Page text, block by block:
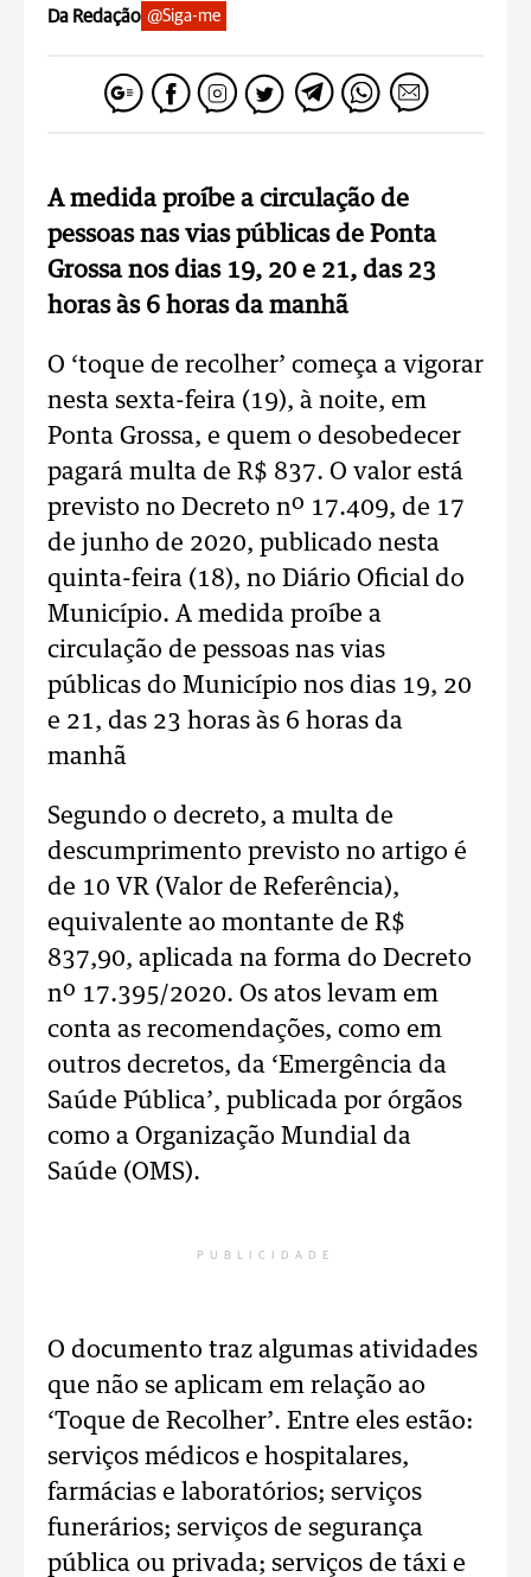
Da Redação @Siga-me
A medida proíbe a circulação de
pessoas nas vias públicas de Ponta
Grossa nos dias 19, 20 e 21, das 23
horas às 6 horas da manhã
O ‘toque de recolher’ começa a vigorar
nesta sexta-feira (19), à noite, em
Ponta Grossa, e quem o desobedecer
pagará multa de R$ 837. O valor está
previsto no Decreto nº 17.409, de 17
de junho de 2020, publicado nesta
quinta-feira (18), no Diário Oficial do
Município. A medida proíbe a
circulação de pessoas nas vias
públicas do Município nos dias 19, 20
e 21, das 23 horas às 6 horas da
manhã
Segundo o decreto, a multa de
descumprimento previsto no artigo é
de 10 VR (Valor de Referência),
equivalente ao montante de R$
837,90, aplicada na forma do Decreto
nº 17.395/2020. Os atos levam em
conta as recomendações, como em
outros decretos, da ‘Emergência da
Saúde Pública’, publicada por órgãos
como a Organização Mundial da
Saúde (OMS).
PUBLICIDADE
O documento traz algumas atividades
que não se aplicam em relação ao
‘Toque de Recolher’. Entre eles estão:
serviços médicos e hospitalares,
farmácias e laboratórios; serviços
funerários; serviços de segurança
pública ou privada; serviços de táxi e